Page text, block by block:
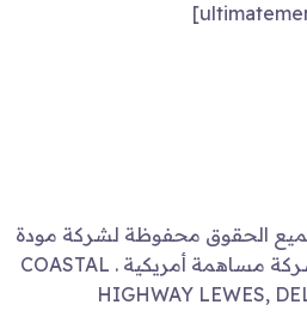
جميع الحقوق محفوظة لشركة مودة
للتدريب والاستشارات - شركة مساهمة أمريكية . COASTAL
HIGHWAY LEWES,